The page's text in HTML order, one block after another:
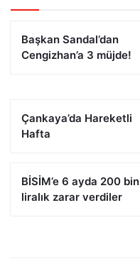
Başkan Sandal’dan
Cengizhan’a 3 müjde!
Çankaya’da Hareketli
Hafta
BİSİM’e 6 ayda 200 bin
liralık zarar verdiler